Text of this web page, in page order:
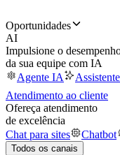
Oportunidades
AI
Impulsione o
da sua equipe com IA
Agente IA
Atendimento ao cliente
Ofereça atendimento
de excelência
Chat para sites
Chatbot
Todos os canais